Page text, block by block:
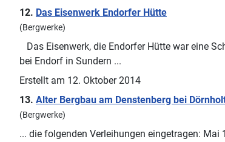
12. Das Eisenwerk Endorfer Hütte
(Bergwerke)
Das Eisenwerk, die Endorfer Hütte war eine
bei Endorf in Sundern ...
Erstellt am 12. Oktober 2014
13. Alter Bergbau am Denstenberg bei
(Bergwerke)
... die folgenden Verleihungen eingetragen: